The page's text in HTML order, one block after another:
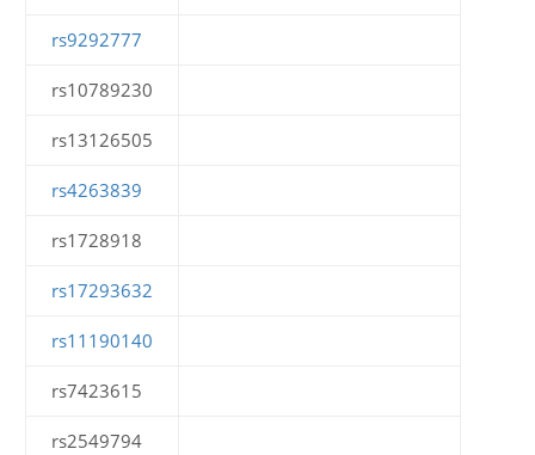
rs9292777
rs10789230
rs13126505
rs4263839
rs1728918
rs17293632
rs11190140
rs7423615
rs2549794